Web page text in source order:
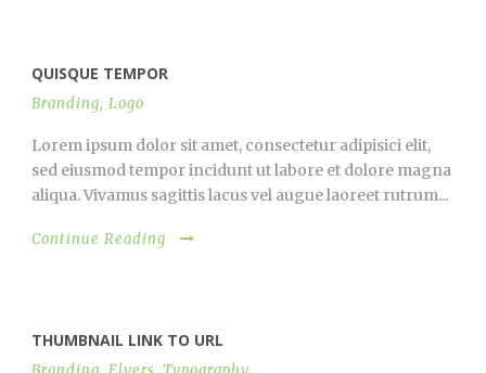
QUISQUE TEMPOR
Branding, Logo
Lorem ipsum dolor sit amet, consectetur adipisici elit,
sed eiusmod tempor incidunt ut labore et dolore magna
aliqua. Vivamus sagittis lacus vel augue laoreet rutrum...
Continue Reading
THUMBNAIL LINK TO URL